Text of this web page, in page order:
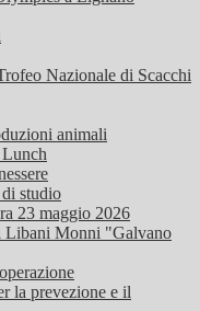
Nazionale di Scacchi
animali
studio
23 maggio 2026
Libani Monni "Galvano
la prevezione e il